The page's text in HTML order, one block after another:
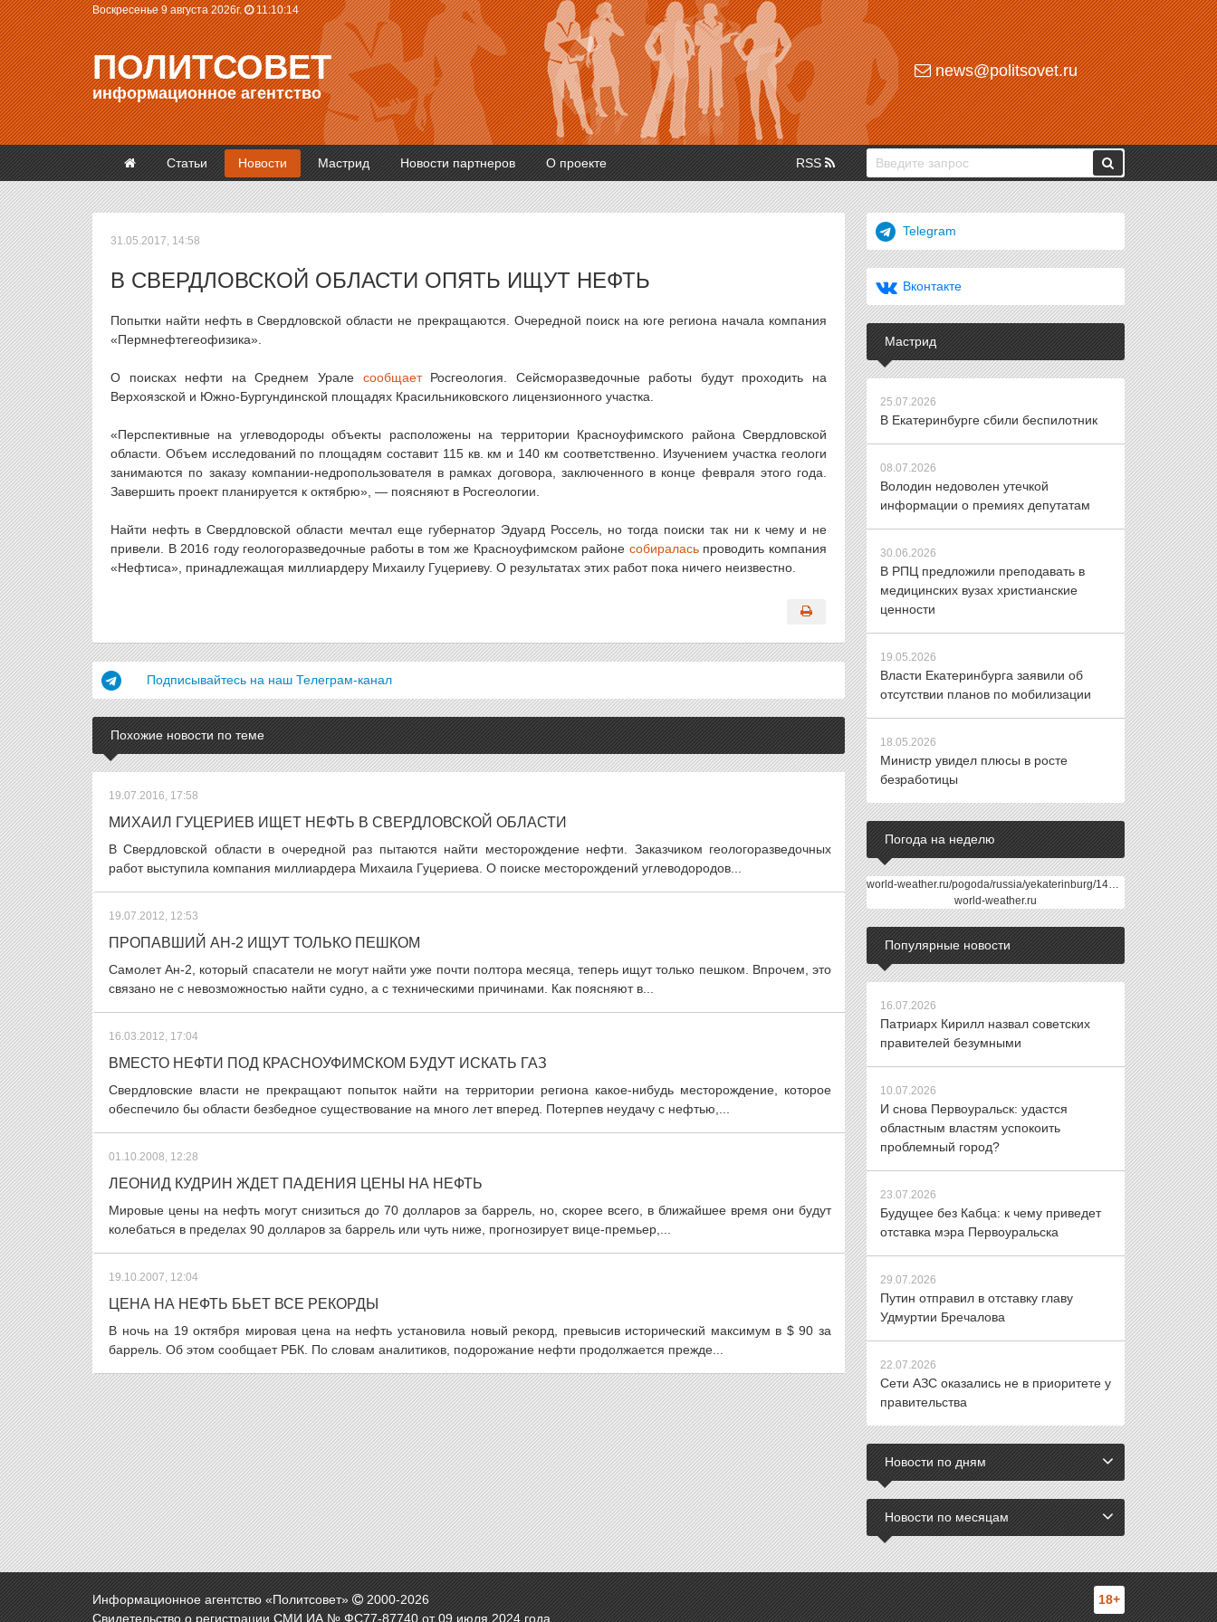
Воскресенье 9 августа 2026г. 11:10:14
ПОЛИТСОВЕТ
информационное агентство
news@politsovet.ru
Статьи Новости Мастрид Новости партнеров О проекте RSS
31.05.2017, 14:58
В СВЕРДЛОВСКОЙ ОБЛАСТИ ОПЯТЬ ИЩУТ НЕФТЬ
Попытки найти нефть в Свердловской области не прекращаются. Очередной поиск на юге региона начала компания
«Пермнефтегеофизика».
О поисках нефти на Среднем Урале сообщаетРосгеология. Сейсморазведочные работы будут проходить на
Верхоязской и Южно-Бургундинской площадях Красильниковского лицензионного участка.
«Перспективные на углеводороды объекты расположены на территории Красноуфимского района Свердловской
области. Объем исследований по площадям составит 115 кв. км и 140 км соответственно. Изучением участка геологи
занимаются по заказу компании-недропользователя в рамках договора, заключенного в конце февраля этого года.
Завершить проект планируется к октябрю», — поясняют в Росгеологии.
Найти нефть в Свердловской области мечтал еще губернатор Эдуард Россель, но тогда поиски так ни к чему и не
привели. В 2016 году геологоразведочные работы в том же Красноуфимском районе собираласьпроводить компания
«Нефтиса», принадлежащая миллиардеру Михаилу Гуцериеву. О результатах этих работ пока ничего неизвестно.
Подписывайтесь на наш Телеграм-канал
Похожие новости по теме
19.07.2016, 17:58
МИХАИЛ ГУЦЕРИЕВ ИЩЕТ НЕФТЬ В СВЕРДЛОВСКОЙ ОБЛАСТИ
В Свердловской области в очередной раз пытаются найти месторождение нефти. Заказчиком геологоразведочных
работ выступила компания миллиардера Михаила Гуцериева. О поиске месторождений углеводородов...
19.07.2012, 12:53
ПРОПАВШИЙ АН-2 ИЩУТ ТОЛЬКО ПЕШКОМ
Самолет Ан-2, который спасатели не могут найти уже почти полтора месяца, теперь ищут только пешком. Впрочем, это
связано не с невозможностью найти судно, а с техническими причинами. Как поясняют в...
16.03.2012, 17:04
ВМЕСТО НЕФТИ ПОД КРАСНОУФИМСКОМ БУДУТ ИСКАТЬ ГАЗ
Свердловские власти не прекращают попыток найти на территории региона какое-нибудь месторождение, которое
обеспечило бы области безбедное существование на много лет вперед. Потерпев неудачу с нефтью,...
01.10.2008, 12:28
ЛЕОНИД КУДРИН ЖДЕТ ПАДЕНИЯ ЦЕНЫ НА НЕФТЬ
Мировые цены на нефть могут снизиться до 70 долларов за баррель, но, скорее всего, в ближайшее время они будут
колебаться в пределах 90 долларов за баррель или чуть ниже, прогнозирует вице-премьер,...
19.10.2007, 12:04
ЦЕНА НА НЕФТЬ БЬЕТ ВСЕ РЕКОРДЫ
В ночь на 19 октября мировая цена на нефть установила новый рекорд, превысив исторический максимум в $ 90 за
баррель. Об этом сообщает РБК. По словам аналитиков, подорожание нефти продолжается прежде...
Telegram
Вконтакте
Мастрид
25.07.2026
В Екатеринбурге сбили беспилотник
08.07.2026
Володин недоволен утечкой
информации о премиях депутатам
30.06.2026
В РПЦ предложили преподавать в
медицинских вузах христианские
ценности
19.05.2026
Власти Екатеринбурга заявили об
отсутствии планов по мобилизации
18.05.2026
Министр увидел плюсы в росте
безработицы
Погода на неделю
world-weather.ru/pogoda/russia/yekaterinburg/14days/
world-weather.ru
Популярные новости
16.07.2026
Патриарх Кирилл назвал советских
правителей безумными
10.07.2026
И снова Первоуральск: удастся
областным властям успокоить
проблемный город?
23.07.2026
Будущее без Кабца: к чему приведет
отставка мэра Первоуральска
29.07.2026
Путин отправил в отставку главу
Удмуртии Бречалова
22.07.2026
Сети АЗС оказались не в приоритете у
правительства
Новости по дням
Новости по месяцам
Информационное агентство «Политсовет» 2000-2026
Свидетельство о регистрации СМИ ИА № ФС77-87740 от 09 июля 2024 года.
18+